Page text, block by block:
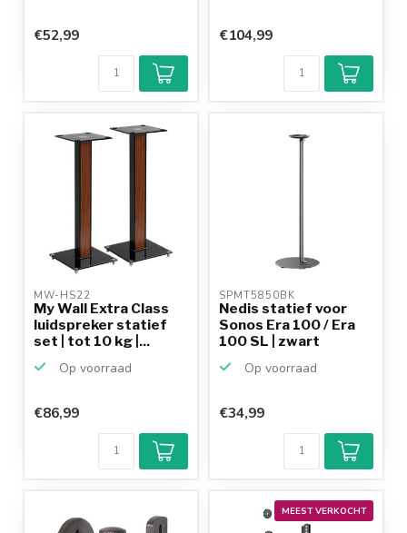
€52,99
Klantenbeoordeling
9,2/10
Achteraf
betalen mogelijk
€104,99
MW-HS22
My Wall Extra Class
luidspreker statief
set | tot 10 kg |...
Op voorraad
€86,99
SPMT5850BK
Nedis statief voor
Sonos Era 100 / Era
100 SL | zwart
Op voorraad
€34,99
MEEST VERKOCHT